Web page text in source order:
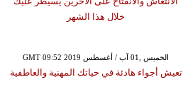
خلال هذا الشهر
GMT 09:52 2019 الخميس ,01 آب / أغسطس
تعيش أجواء هادئة في حياتك المهنية والعاطفية